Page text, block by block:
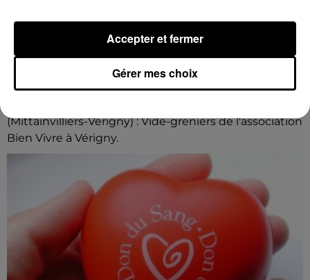
11h16
VÉRIGNY - VIDE-GRENIERS DE
L'ASSOCIATION BIEN VIVRE À VÉRIGNY
(Mittainvilliers-Vérigny) : Vide-greniers de l'association
Bien Vivre à Vérigny.
Gérer mes choix
Accepter et fermer